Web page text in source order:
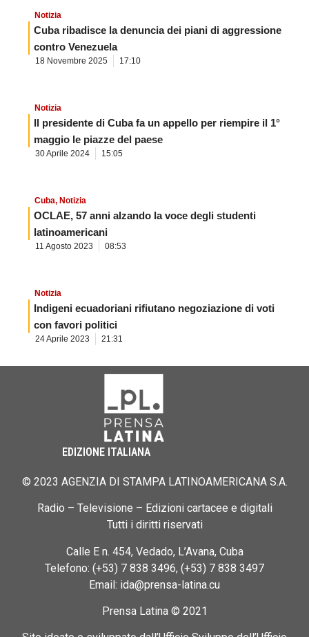
Notizia
Cuba ribadisce la denuncia dei piani di aggressione
contro Venezuela
18 Novembre 2025 17:10
Notizia
Il presidente di Cuba fa un appello per riempire il 1°
maggio le piazze del paese
30 Aprile 2024 15:05
Cuba, Notizia
OCLAE, 57 anni alzando la voce degli studenti
latinoamericani
11 Agosto 2023 08:53
Notizia
Indigeni ecuadoriani rifiutano negoziazione di voti
con favori politici
24 Aprile 2023 21:31
EDIZIONE ITALIANA
© 2023 AGENZIA DI STAMPA LATINOAMERICANA S.A.
Radio – Televisione – Edizioni cartacee e digitali
Tutti i diritti riservati
Calle E n. 454, Vedado, L’Avana, Cuba
Telefono: (+53) 7 838 3496, (+53) 7 838 3497
Email: ida@prensa-latina.cu
Prensa Latina © 2021